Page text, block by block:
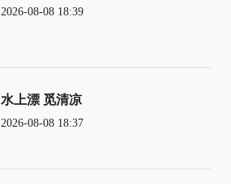
2026-08-08 18:39
水上漂 觅清凉
2026-08-08 18:37